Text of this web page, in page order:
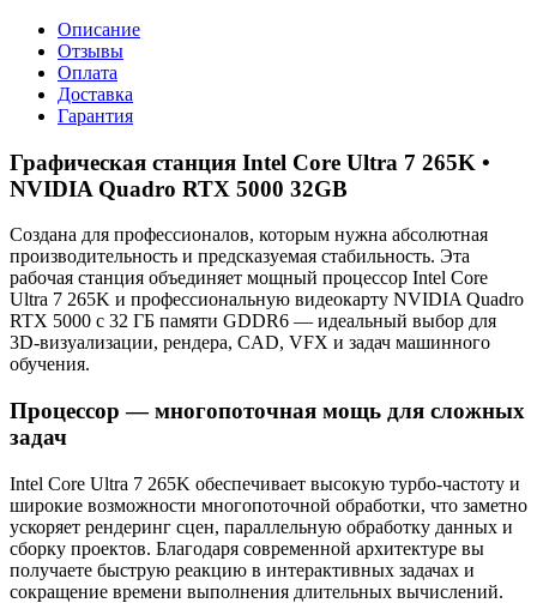
Описание
Отзывы
Оплата
Доставка
Гарантия
Графическая станция Intel Core Ultra 7 265K •
NVIDIA Quadro RTX 5000 32GB
Создана для профессионалов, которым нужна абсолютная
производительность и предсказуемая стабильность. Эта
рабочая станция объединяет мощный процессор Intel Core
Ultra 7 265K и профессиональную видеокарту NVIDIA Quadro
RTX 5000 с 32 ГБ памяти GDDR6 — идеальный выбор для
3D-визуализации, рендера, CAD, VFX и задач машинного
обучения.
Процессор — многопоточная мощь для сложных
задач
Intel Core Ultra 7 265K обеспечивает высокую турбо-частоту и
широкие возможности многопоточной обработки, что заметно
ускоряет рендеринг сцен, параллельную обработку данных и
сборку проектов. Благодаря современной архитектуре вы
получаете быструю реакцию в интерактивных задачах и
сокращение времени выполнения длительных вычислений.